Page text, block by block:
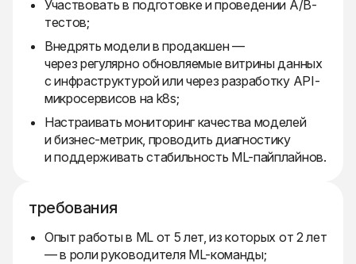
Участвовать в подготовке и проведении A/B-
тестов;
Внедрять модели в продакшен —
через регулярно обновляемые витрины данных
с инфраструктурой или через разработку API-
микросервисов на k8s;
Настраивать мониторинг качества моделей
и бизнес-метрик, проводить диагностику
и поддерживать стабильность ML-пайплайнов.
требования
Опыт работы в ML от 5 лет, из которых от 2 лет
— в роли руководителя ML-команды;